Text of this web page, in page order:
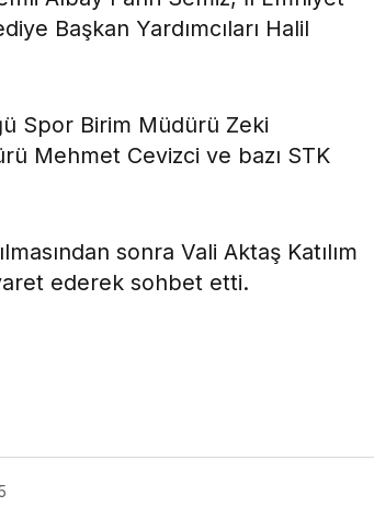
Başkan Yardımcıları Halil
Spor Birim Müdürü Zeki
Mehmet Cevizci ve bazı STK
sonra Vali Aktaş Katılım
ederek sohbet etti.